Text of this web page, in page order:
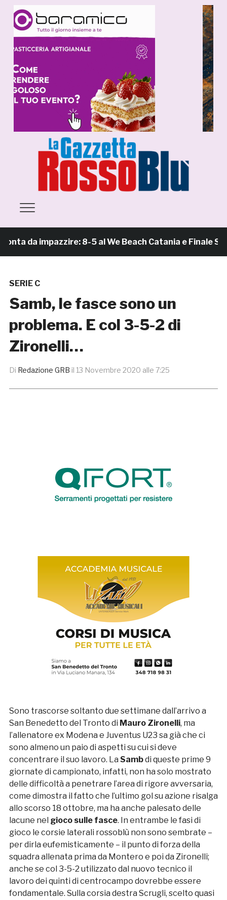
da impazzire: 8-5 al We Beach Catania e Finale
SERIE C
Samb, le fasce sono un
problema. E col 3-5-2 di
Zironelli…
Di Redazione GRB il 13 Novembre 2020 alle 7:25
Sono trascorse soltanto due settimane dall’arrivo a
San Benedetto del Tronto di Mauro Zironelli, ma
l’allenatore ex Modena e Juventus U23 sa già che ci
sono almeno un paio di aspetti su cui si deve
concentrare il suo lavoro. La Sambdi queste prime 9
giornate di campionato, infatti, non ha solo mostrato
delle difficoltà a penetrare l’area di rigore avversaria,
come dimostra il fatto che l’ultimo gol su azione risalga
allo scorso 18 ottobre, ma ha anche palesato delle
lacune nel gioco sulle fasce. In entrambe le fasi di
gioco le corsie laterali rossoblù non sono sembrate –
per dirla eufemisticamente – il punto di forza della
squadra allenata prima da Montero e poi da Zironelli;
anche se col 3-5-2 utilizzato dal nuovo tecnico il
lavoro dei quinti di centrocampo dovrebbe essere
fondamentale. Sulla corsia destra Scrugli, scelto quasi